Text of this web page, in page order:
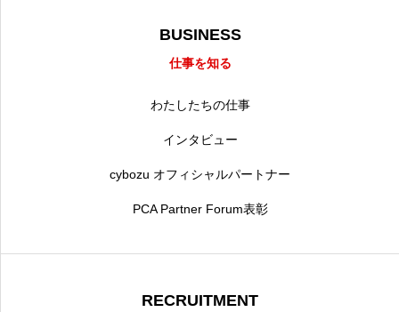
BUSINESS
仕事を知る
わたしたちの仕事
インタビュー
cybozu オフィシャルパートナー
PCA Partner Forum表彰
RECRUITMENT